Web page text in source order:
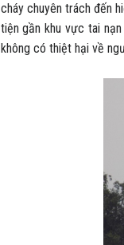
cháy chuyên trách đến
tiện gần khu vực tai
không có thiệt hại về